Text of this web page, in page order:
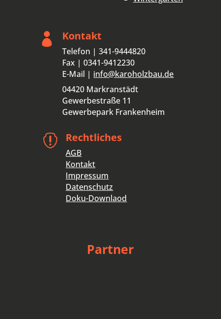
 Kontakt
Telefon | 341-9444820
Fax | 0341-9412230
E-Mail | info@karoholzbau.de
04420 Markranstädt
Gewerbestraße 11
Gewerbepark Frankenheim
 Rechtliches
AGB
Kontakt
Impressum
Datenschutz
Doku-Downlaod
Partner